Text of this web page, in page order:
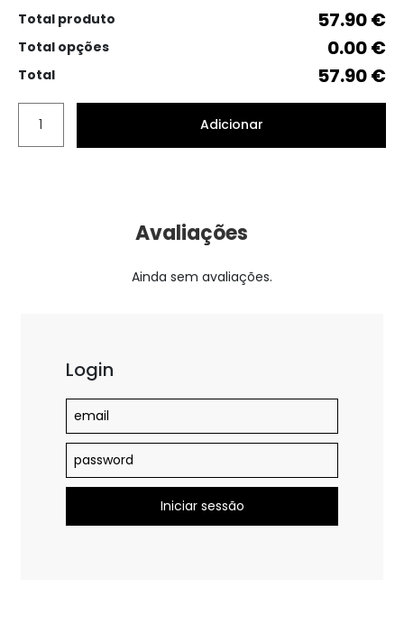
Total produto 57.90 €
Total opções 0.00 €
Total 57.90 €
Adicionar
Avaliações
Ainda sem avaliações.
Login